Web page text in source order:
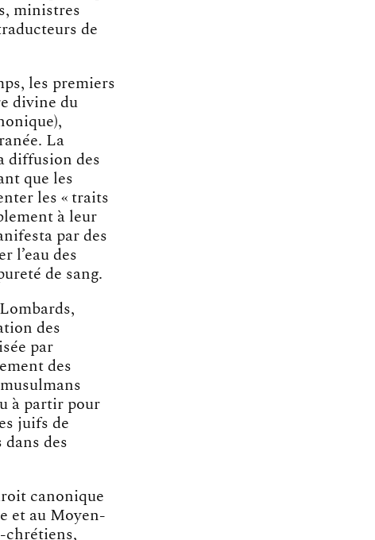
ministres
de
les premiers
divine du
La
diffusion des
que les
les « traits
à leur
par des
l’eau des
de sang.
des
par
des
à partir pour
juifs de
des
canonique
et au Moyen-
chrétiens,